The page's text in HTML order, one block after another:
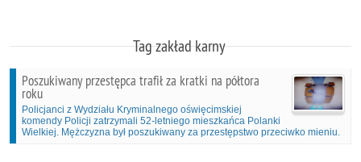
Tag zakład karny
Poszukiwany przestępca trafił za kratki na półtora
roku
Policjanci z Wydziału Kryminalnego oświęcimskiej
komendy Policji zatrzymali 52-letniego mieszkańca Polanki
Wielkiej. Mężczyzna był poszukiwany za przestępstwo przeciwko mieniu.